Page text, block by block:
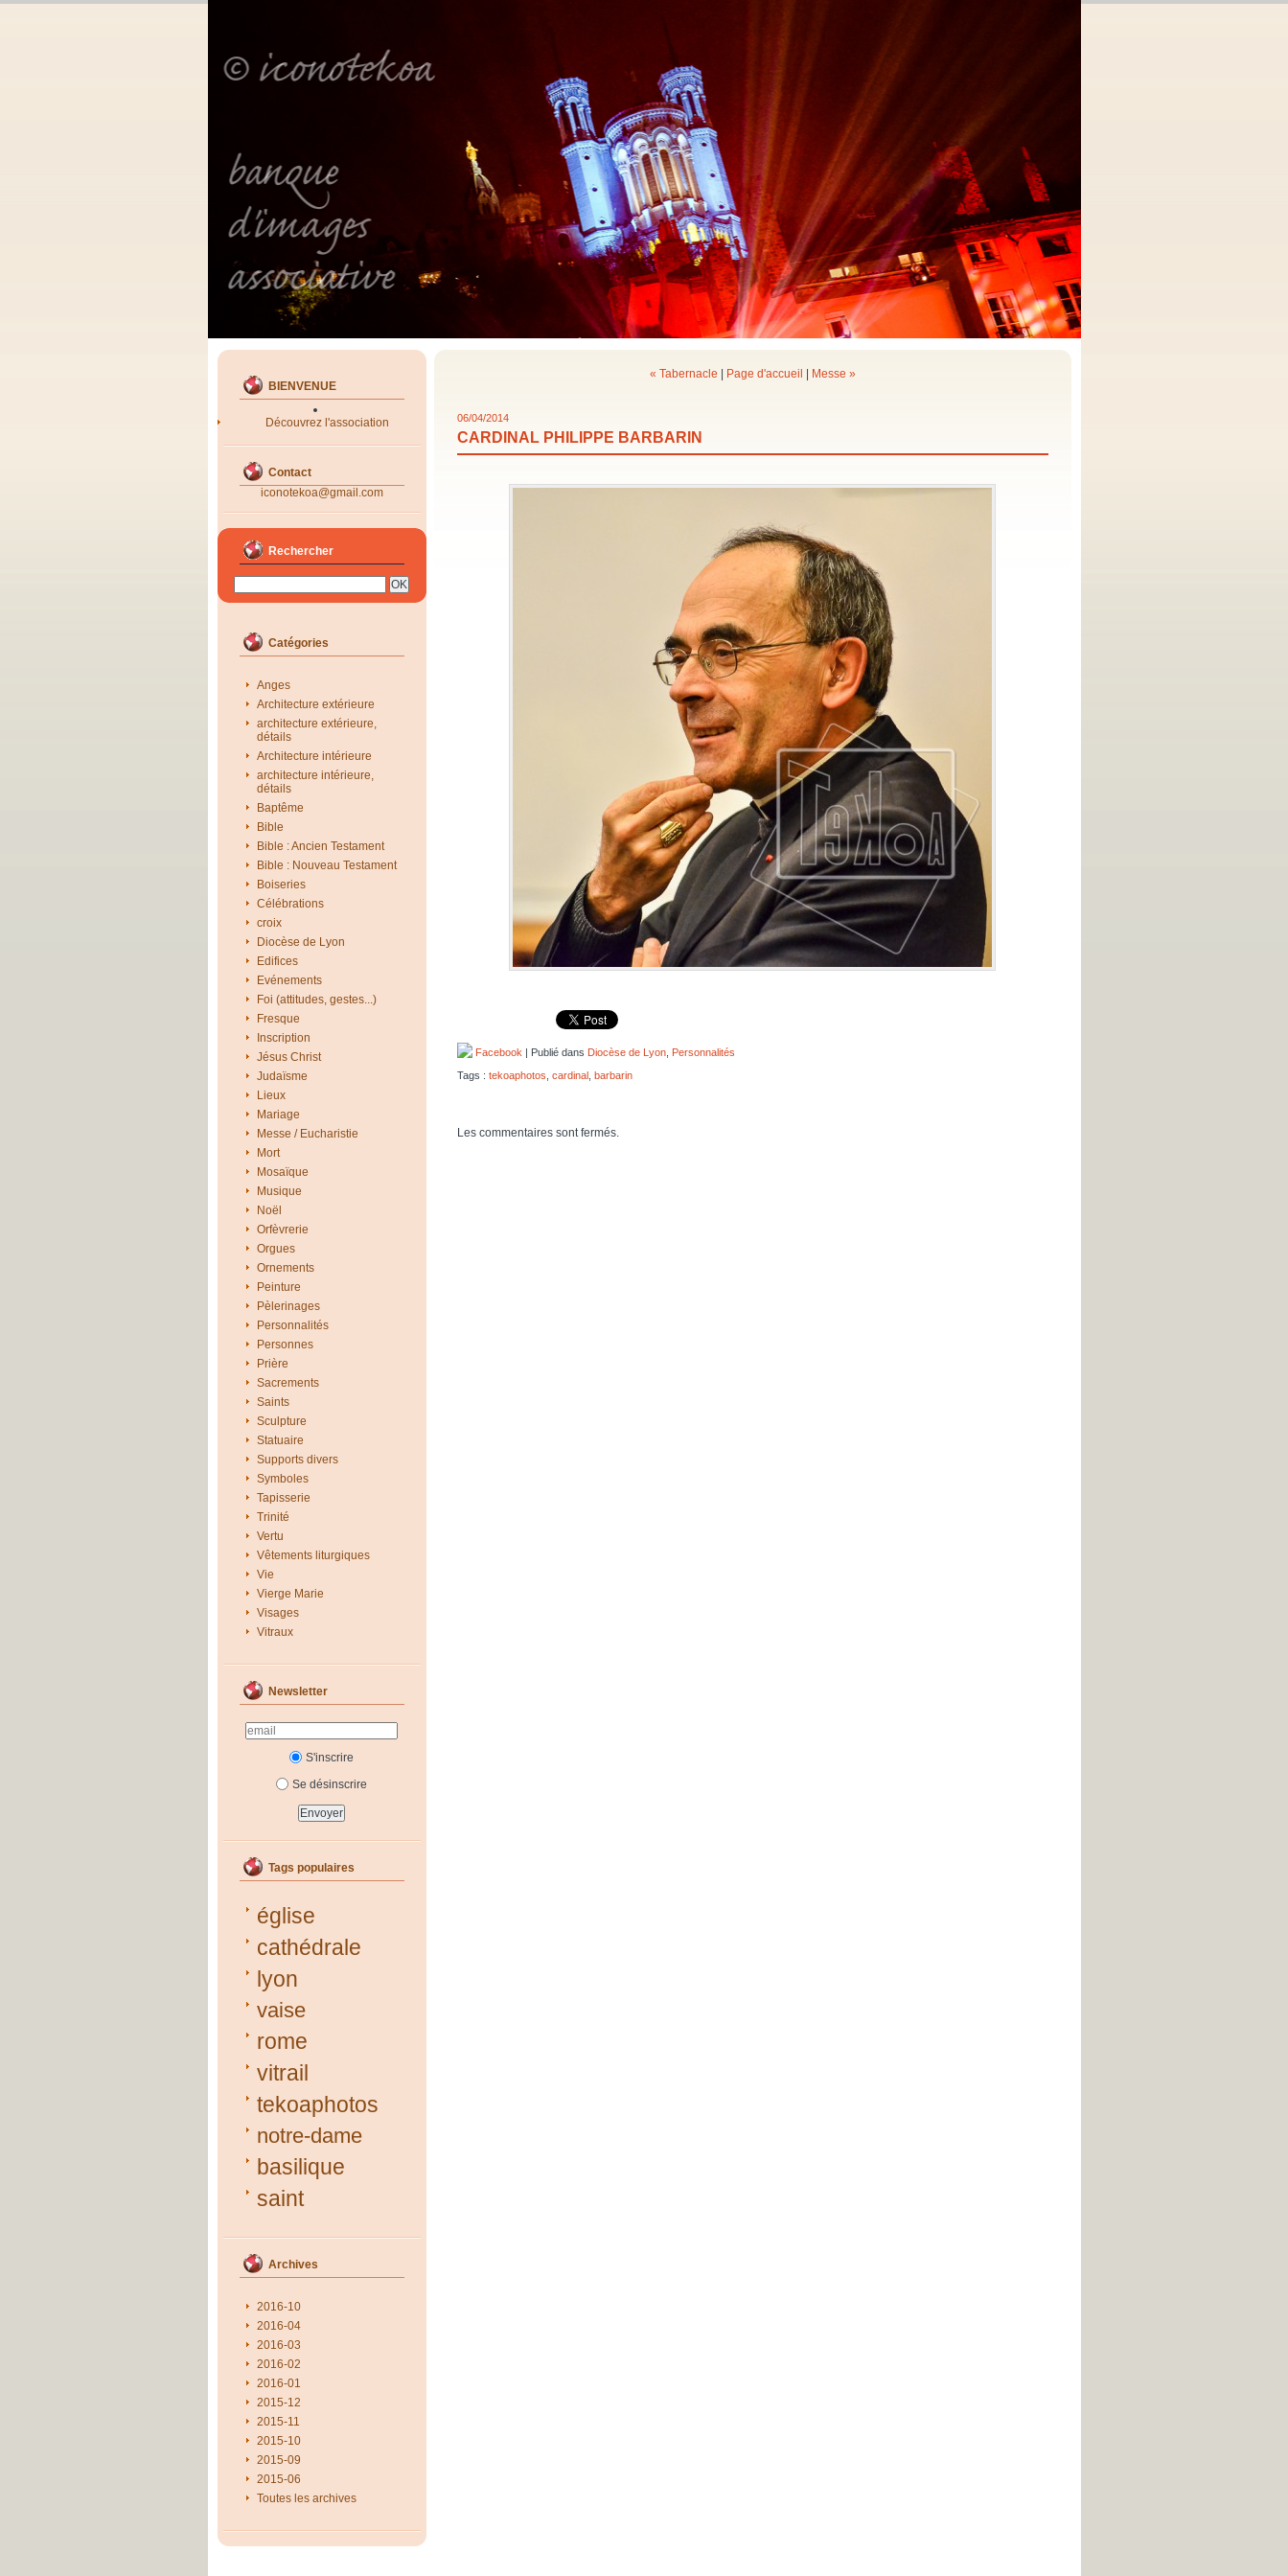
BIENVENUE
Découvrez l'association
Contact
iconotekoa@gmail.com
Rechercher
Catégories
Anges
Architecture extérieure
architecture extérieure,
détails
Architecture intérieure
architecture intérieure,
détails
Baptême
Bible
Bible : Ancien Testament
Bible : Nouveau Testament
Boiseries
Célébrations
croix
Diocèse de Lyon
Edifices
Evénements
Foi (attitudes, gestes...)
Fresque
Inscription
Jésus Christ
Judaïsme
Lieux
Mariage
Messe / Eucharistie
Mort
Mosaïque
Musique
Noël
Orfèvrerie
Orgues
Ornements
Peinture
Pèlerinages
Personnalités
Personnes
Prière
Sacrements
Saints
Sculpture
Statuaire
Supports divers
Symboles
Tapisserie
Trinité
Vertu
Vêtements liturgiques
Vie
Vierge Marie
Visages
Vitraux
Newsletter
S'inscrire
Se désinscrire
Tags populaires
église
cathédrale
lyon
vaise
rome
vitrail
tekoaphotos
notre-dame
basilique
saint
Archives
2016-10
2016-04
2016-03
2016-02
2016-01
2015-12
2015-11
2015-10
2015-09
2015-06
Toutes les archives
« Tabernacle Page d'accueil Messe »
06/04/2014
CARDINAL PHILIPPE BARBARIN
Facebook | Publié dans Diocèse de Lyon, Personnalités
Tags : tekoaphotos cardinal, barbarin
Les commentaires sont fermés.